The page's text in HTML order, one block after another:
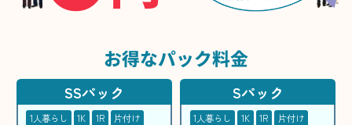
お得なパック料金
SSパック
1人暮らし 1K 1R
片付け
Sパック
1人暮らし 1K 1R
片付け